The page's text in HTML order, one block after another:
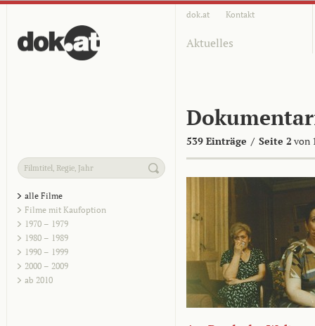
dok.at Kontakt
Aktuelles
539 Einträge / Seite 2 von
alle Filme
Filme mit Kaufoption
1970 – 1979
1980 – 1989
1990 – 1999
2000 – 2009
ab 2010